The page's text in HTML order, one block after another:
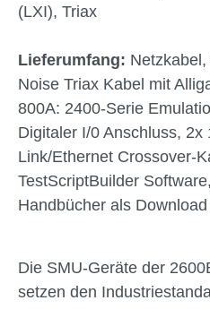
(LXI), Triax
Lieferumfang:
Noise Triax Kabel mit
800A: 2400-Serie
Digitaler I/0 Anschluss, 2x
Link/Ethernet Crossover-
TestScriptBuilder
Handbücher als
Die SMU-Geräte der
setzen den